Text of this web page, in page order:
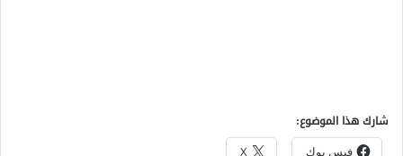
شارك هذا الموضوع:
فيس بوك X